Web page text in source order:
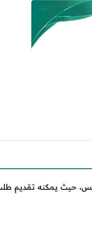
حيث يمكنه تقديم طلب